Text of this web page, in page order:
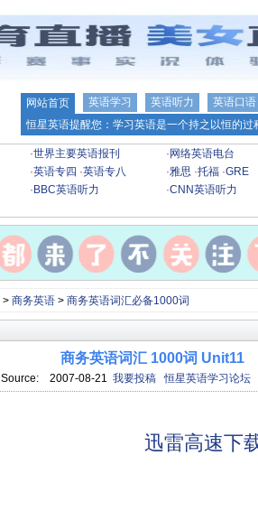
网站首页 英语学习 英语听力
英语口语
恒星英语提醒您：学习英语是一个持之以恒的
·世界主要英语报刊 · 网络英语电台
·英语专四 ·英语专八 ·雅思 ·托福 ·GRE
· BBC英语听力 ·CNN英语听力
> 商务英语> 商务英语词汇必备1000词
商务英语词汇 1000词 Unit11
Source: 2007-08-21 我要投稿 恒星英语学习论坛
迅雷高速下